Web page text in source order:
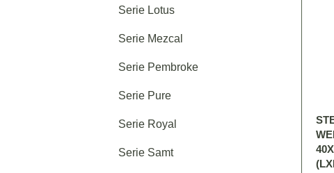
Serie Lotus
Serie Mezcal
Serie Pembroke
Serie Pure
Serie Royal
Serie Samt